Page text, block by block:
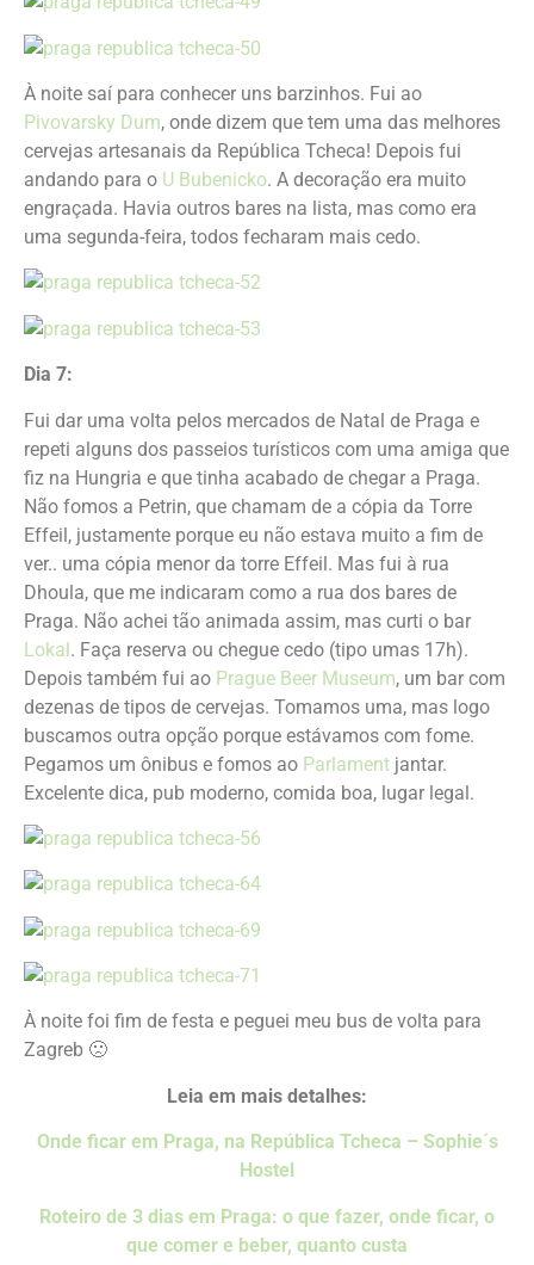
À noite saí para conhecer uns barzinhos. Fui ao
Pivovarsky Dum, onde dizem que tem uma das melhores
cervejas artesanais da República Tcheca! Depois fui
andando para o U Bubenicko. A decoração era muito
engraçada. Havia outros bares na lista, mas como era
uma segunda-feira, todos fecharam mais cedo.
Dia 7:
Fui dar uma volta pelos mercados de Natal de Praga e
repeti alguns dos passeios turísticos com uma amiga que
fiz na Hungria e que tinha acabado de chegar a Praga.
Não fomos a Petrin, que chamam de a cópia da Torre
Effeil, justamente porque eu não estava muito a fim de
ver.. uma cópia menor da torre Effeil. Mas fui à rua
Dhoula, que me indicaram como a rua dos bares de
Praga. Não achei tão animada assim, mas curti o bar
Lokal. Faça reserva ou chegue cedo (tipo umas 17h).
Depois também fui ao Prague Beer Museum, um bar com
dezenas de tipos de cervejas. Tomamos uma, mas logo
buscamos outra opção porque estávamos com fome.
Pegamos um ônibus e fomos ao Parlament jantar.
Excelente dica, pub moderno, comida boa, lugar legal.
À noite foi fim de festa e peguei meu bus de volta para
Zagreb 🙁
Leia em mais detalhes:
Onde ficar em Praga, na República Tcheca – Sophie´s
Hostel
Roteiro de 3 dias em Praga: o que fazer, onde ficar, o
que comer e beber, quanto custa